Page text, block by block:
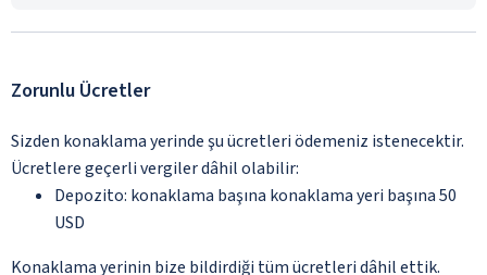
Zorunlu Ücretler
Sizden konaklama yerinde şu ücretleri ödemeniz istenecektir.
Ücretlere geçerli vergiler dâhil olabilir:
Depozito: konaklama başına konaklama yeri başına 50
USD
Konaklama yerinin bize bildirdiği tüm ücretleri dâhil ettik.